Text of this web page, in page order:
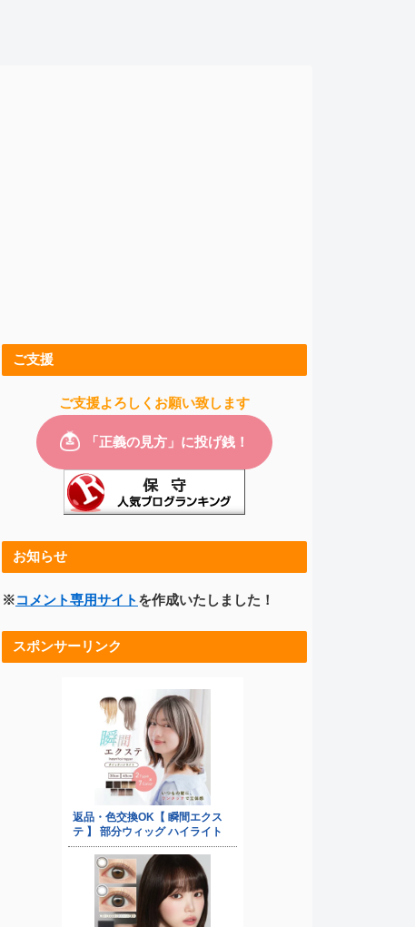
ご支援
ご支援よろしくお願い致します
お知らせ
※コメント専用サイト を作成いたしました！
スポンサーリンク